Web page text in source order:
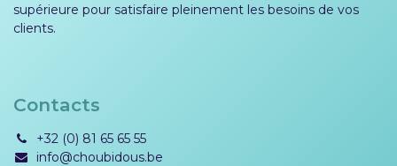
supérieure pour satisfaire pleinement les besoins de vos
clients.
Contacts
+32 (0) 81 65 65 55
info@choubidous.be